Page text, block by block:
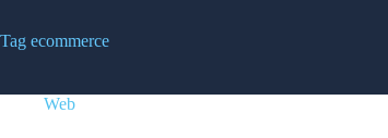
Tag ecommerce
Web